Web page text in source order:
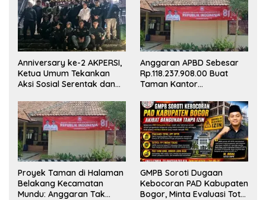
Anniversary ke-2 AKPERSI,
Ketua Umum Tekankan
Aksi Sosial Serentak dan
Konstituen ke Dewan Pers
Anggaran APBD Sebesar
Rp.118.237.908.00 Buat
Taman Kantor
Masuk Akal, Harus
Dipertanggungjawabkan
Secara Terbuka!
Proyek Taman di Halaman
Belakang Kecamatan
Mundu: Anggaran Tak
GMPB Soroti Dugaan
Kebocoran PAD Kabupaten
Bogor, Minta Evaluasi Total